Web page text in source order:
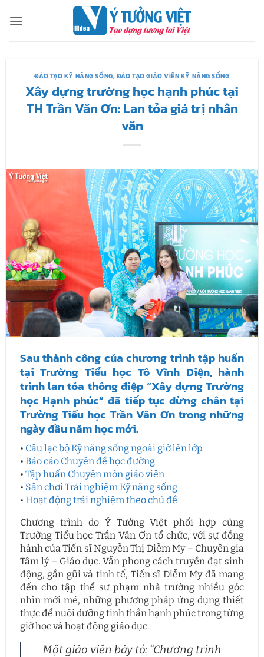
qua
ĐÀO TẠO KỸ NĂNG SỐNG, ĐÀO TẠO GIÁO VIÊN KỸ NĂNG SỐNG
Xây dựng trường học hạnh phúc tại
TH Trần Văn Ơn: Lan tỏa giá trị nhân
văn
Sau thành công của chương trình tập huấn
tại Trường Tiểu học Tô Vĩnh Diện, hành
trình lan tỏa thông điệp “Xây dựng Trường
học Hạnh phúc” đã tiếp tục dừng chân tại
Trường Tiểu học Trần Văn Ơn trong những
ngày đầu năm học mới.
• Câu lạc bộ Kỹ năng sống ngoài giờ lên lớp
• Báo cáo Chuyên đề học đường
• Tập huấn Chuyên môn giáo viên
• Sân chơi Trải nghiệm Kỹ năng sống
• Hoạt động trải nghiệm theo chủ đề
Chương trình do Ý Tưởng Việt phối hợp cùng
Trường Tiểu học Trần Văn Ơn tổ chức, với sự đồng
hành của Tiến sĩ Nguyễn Thị Diễm My – Chuyên gia
Tâm lý – Giáo dục. Vẫn phong cách truyền đạt sinh
động, gần gũi và tinh tế, Tiến sĩ Diễm My đã mang
đến cho tập thể sư phạm nhà trường nhiều góc
nhìn mới mẻ, những phương pháp ứng dụng thiết
thực để nuôi dưỡng tinh thần hạnh phúc trong từng
giờ học và hoạt động giáo dục.
Một giáo viên bày tỏ: “Chương trình